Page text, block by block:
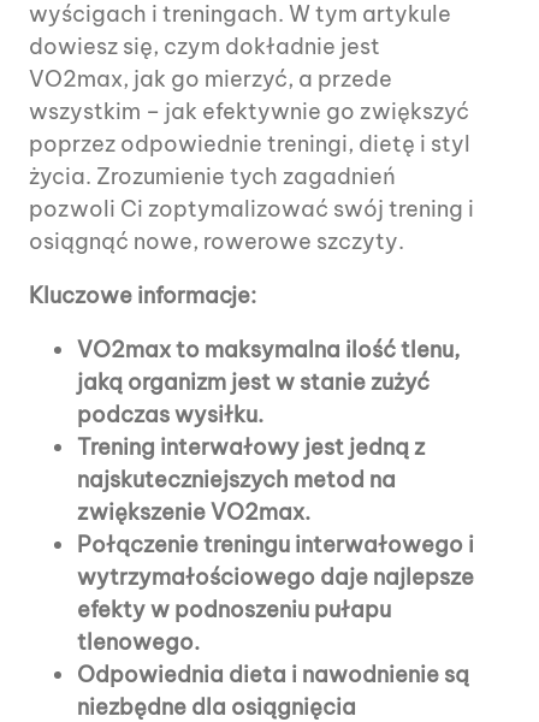
wyścigach i treningach. W tym artykule
dowiesz się, czym dokładnie jest
VO2max, jak go mierzyć, a przede
wszystkim – jak efektywnie go zwiększyć
poprzez odpowiednie treningi, dietę i styl
życia. Zrozumienie tych zagadnień
pozwoli Ci zoptymalizować swój trening i
osiągnąć nowe, rowerowe szczyty.
Kluczowe informacje:
VO2max to maksymalna ilość tlenu,
jaką organizm jest w stanie zużyć
podczas wysiłku.
Trening interwałowy jest jedną z
najskuteczniejszych metod na
zwiększenie VO2max.
Połączenie treningu interwałowego i
wytrzymałościowego daje najlepsze
efekty w podnoszeniu pułapu
tlenowego.
Odpowiednia dieta i nawodnienie są
niezbędne dla osiągnięcia